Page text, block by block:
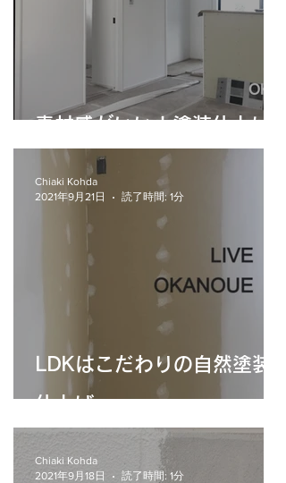
素材感がいい！塗装仕上げ
LDKはこだわりの自然塗装
仕上げ。
Chiaki Kohda
2021年9月21日
読了時間: 1分
Chiaki Kohda
2021年9月18日
読了時間: 1分